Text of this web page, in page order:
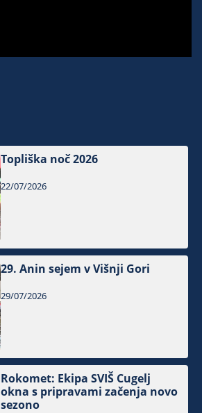
Topliška noč 2026
22/07/2026
29. Anin sejem v Višnji Gori
29/07/2026
Rokomet: Ekipa SVIŠ Cugelj
okna s pripravami začenja novo
sezono